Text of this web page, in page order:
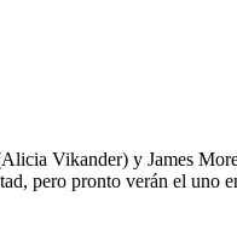
Vikander) y James
pero pronto verán el uno